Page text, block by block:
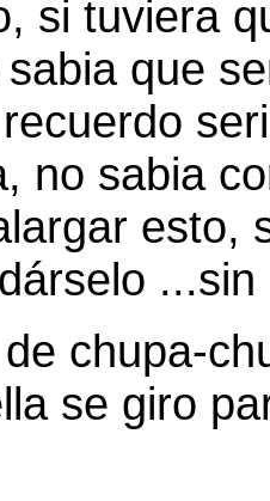
si tuviera
que
no sabia
esto,
chupa-
se giro